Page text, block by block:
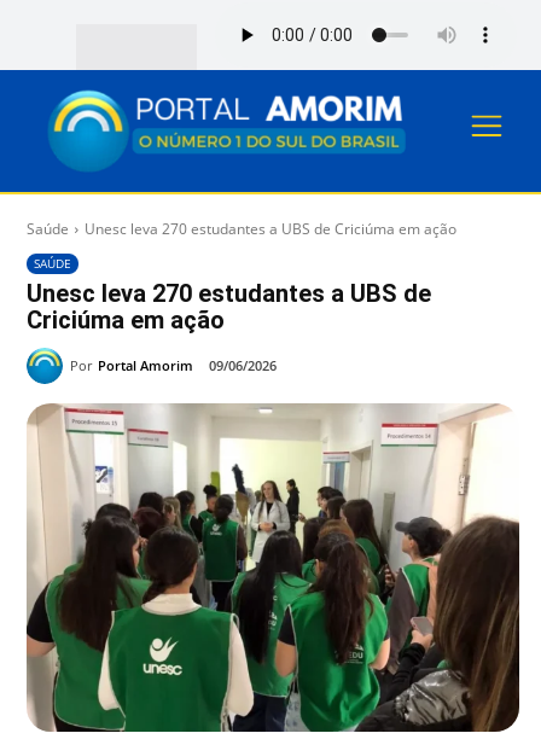
Saúde Unesc leva 270 estudantes a UBS de Criciúma em ação
SAÚDE
Unesc leva 270 estudantes a UBS de
Criciúma em ação
Por Portal Amorim 09/06/2026